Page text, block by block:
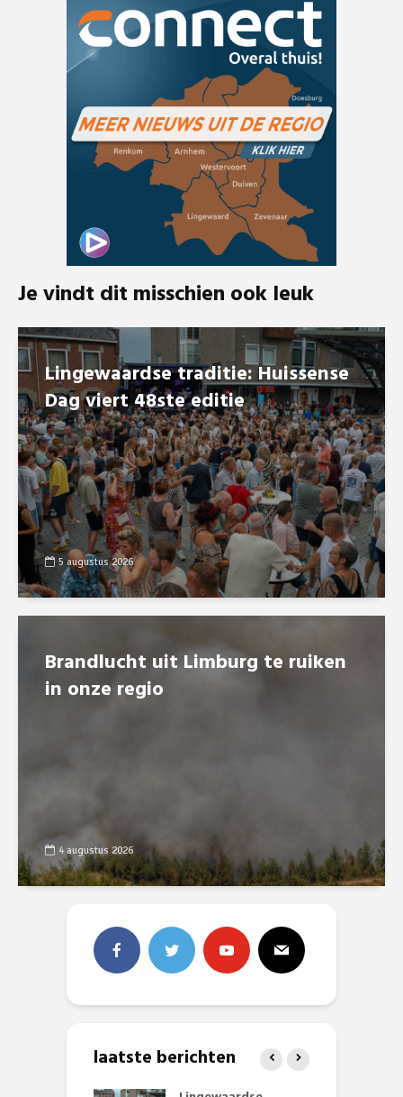
Je vindt dit misschien ook leuk
Lingewaardse traditie: Huissense
Dag viert 48ste editie
5 augustus 2026
Brandlucht uit Limburg te ruiken
in onze regio
4 augustus 2026
laatste berichten